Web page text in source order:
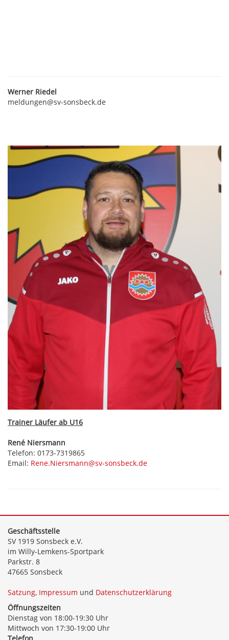
Werner Riedel
meldungen@sv-sonsbeck.de
Trainer Läufer ab U16
René Niersmann
Telefon: 0173-7319865
Email: Rene.Niersmann@sv-sonsbeck.de
Geschäftsstelle
SV 1919 Sonsbeck e.V.
im Willy-Lemkens-Sportpark
Parkstr. 8
47665 Sonsbeck
Satzung, Impressum und Datenschutzerklärung
Öffnungszeiten
Dienstag von 18:00-19:30 Uhr
Mittwoch von 17:30-19:00 Uhr
Telefon